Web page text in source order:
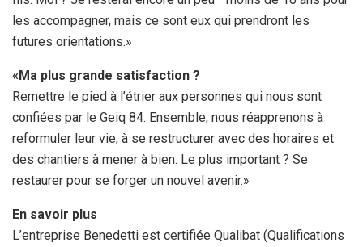
les accompagner, mais ce sont eux qui prendront les
futures orientations.»
«Ma plus grande satisfaction ?
Remettre le pied à l’étrier aux personnes qui nous sont
confiées par le Geiq 84. Ensemble, nous réapprenons à
reformuler leur vie, à se restructurer avec des horaires et
des chantiers à mener à bien. Le plus important ? Se
restaurer pour se forger un nouvel avenir.»
En savoir plus
L’entreprise Benedetti est certifiée Qualibat (Qualifications